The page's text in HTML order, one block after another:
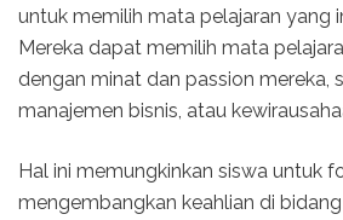
untuk memilih mata pelajaran yang
Mereka dapat memilih mata
dengan minat dan passion mereka,
manajemen bisnis, atau
Hal ini memungkinkan siswa untuk
mengembangkan keahlian di